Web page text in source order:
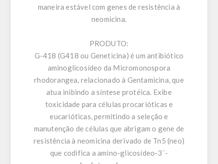
maneira estável com genes de resistência à
neomicina.
PRODUTO:
G-418 (G418 ou Geneticina) é um antibiótico
aminoglicosídeo da Micromonospora
rhodorangea, relacionado à Gentamicina, que
atua inibindo a síntese protéica. Exibe
toxicidade para células procarióticas e
eucarióticas, permitindo a seleção e
manutenção de células que abrigam o gene de
resistência à neomicina derivado de Tn5 (neo)
que codifica a amino-glicosídeo-3´-